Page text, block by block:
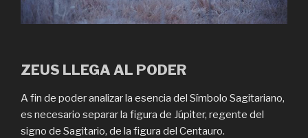
ZEUS LLEGA AL PODER
A fin de poder analizar la esencia del Símbolo Sagitariano,
es necesario separar la figura de Júpiter, regente del
signo de Sagitario, de la figura del Centauro.